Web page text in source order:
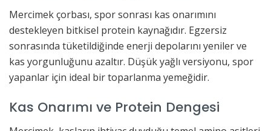
Mercimek çorbası, spor sonrası kas onarımını
destekleyen bitkisel protein kaynağıdır. Egzersiz
sonrasında tüketildiğinde enerji depolarını yeniler ve
kas yorgunluğunu azaltır. Düşük yağlı versiyonu, spor
yapanlar için ideal bir toparlanma yemeğidir.
Kas Onarımı ve Protein Dengesi